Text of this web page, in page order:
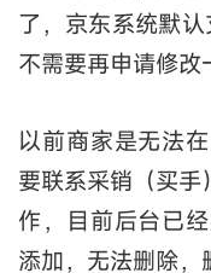
了，京东系统默认
不需要再申请修改
以前商家是无法
要联系采销（买
作，目前后台已
添加，无法删除，